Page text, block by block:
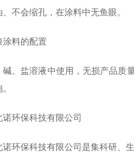
不会缩孔，在涂料中无鱼眼。
涂料的配置
碱、盐溶液中使用，无损产品质
诺环保科技有限公司
诺环保科技有限公司是集科研、